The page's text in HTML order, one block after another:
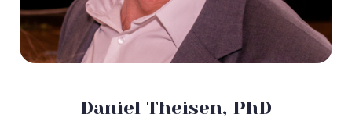
Daniel Theisen, PhD